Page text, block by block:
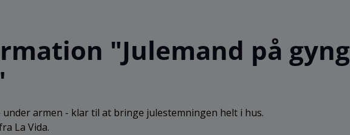
"Julemand på
under armen - klar til at bringe julestemningen helt i hus.
La Vida.